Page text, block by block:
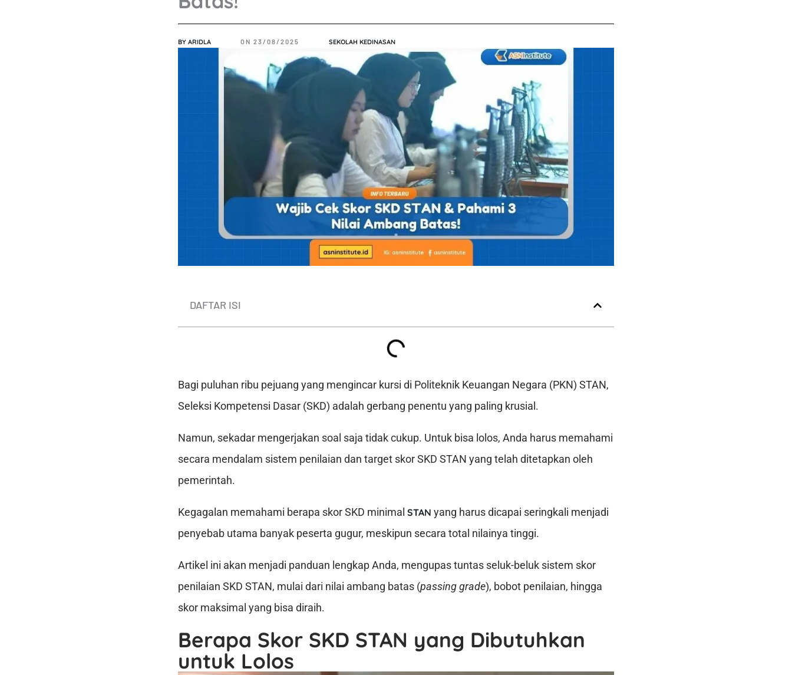
BY ARIDLA ON 23/08/2025 SEKOLAH KEDINASAN
DAFTAR ISI
Bagi puluhan ribu pejuang yang mengincar kursi di Politeknik Keuangan Negara (PKN) STAN,
Seleksi Kompetensi Dasar (SKD) adalah gerbang penentu yang paling krusial.
Namun, sekadar mengerjakan soal saja tidak cukup. Untuk bisa lolos, Anda harus memahami
secara mendalam sistem penilaian dan target skor SKD STAN yang telah ditetapkan oleh
pemerintah.
Kegagalan memahami berapa skor SKD minimal STAN yang harus dicapai seringkali menjadi
penyebab utama banyak peserta gugur, meskipun secara total nilainya tinggi.
Artikel ini akan menjadi panduan lengkap Anda, mengupas tuntas seluk-beluk sistem skor
penilaian SKD STAN, mulai dari nilai ambang batas (passing grade), bobot penilaian, hingga
skor maksimal yang bisa diraih.
Berapa Skor SKD STAN yang Dibutuhkan
untuk Lolos